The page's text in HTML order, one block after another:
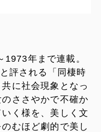
年まで連載。
評される「同棲時
に社会現象となっ
ささやかで不確か
く様を、美しく文
むほど劇的で美し